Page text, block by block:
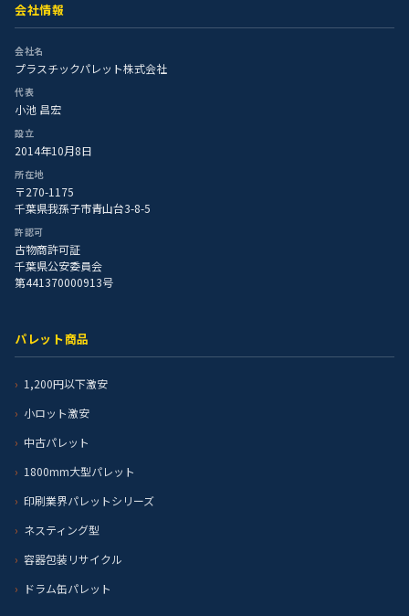
会社情報
会社名
プラスチックパレット株式会社
代表
小池 昌宏
設立
2014年10月8日
所在地
〒270-1175
千葉県我孫子市青山台3-8-5
許認可
古物商許可証
千葉県公安委員会
第441370000913号
パレット商品
1,200円以下激安
小ロット激安
中古パレット
1800mm大型パレット
印刷業界パレットシリーズ
ネスティング型
容器包装リサイクル
ドラム缶パレット